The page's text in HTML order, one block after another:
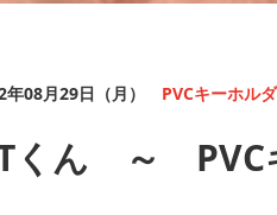
年08月29日（月） PVCキーホル
くん ～ PVC